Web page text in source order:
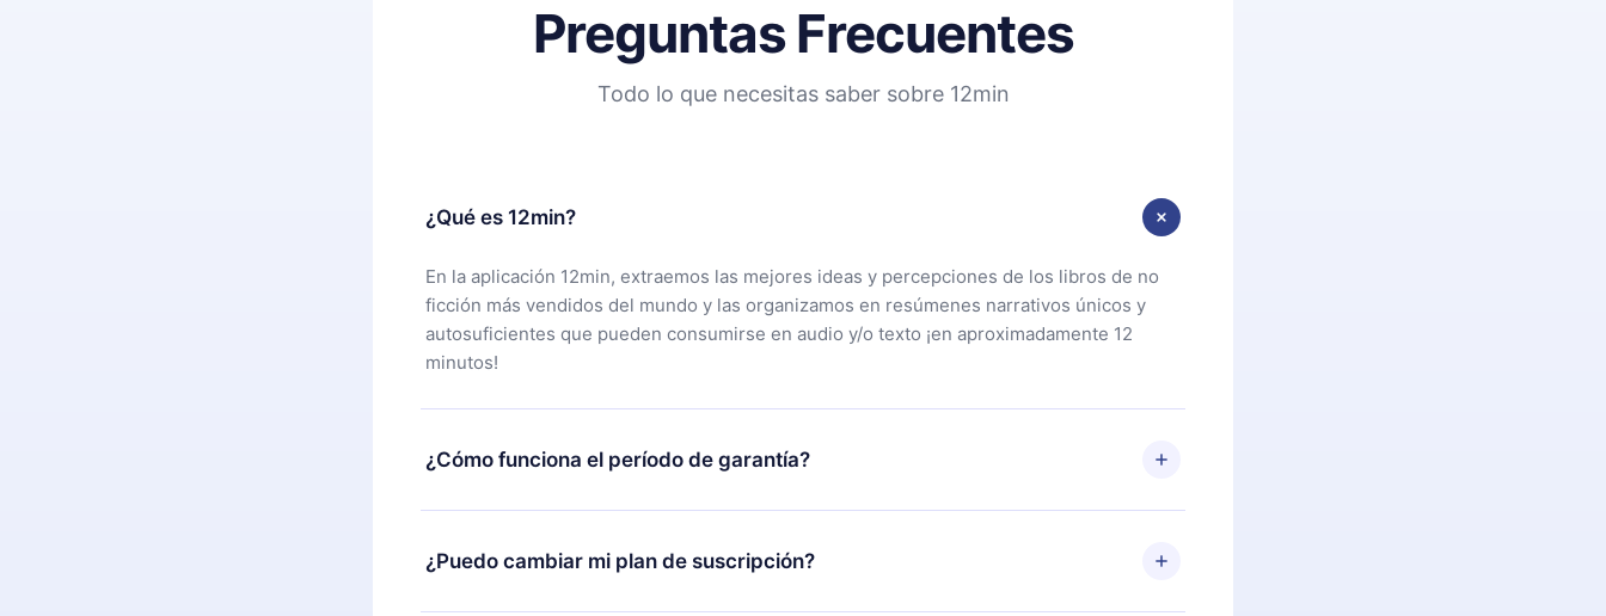
Preguntas Frecuentes
Todo lo que necesitas saber sobre 12min
¿Qué es 12min?
En la aplicación 12min, extraemos las mejores ideas y percepciones de los libros de no
ficción más vendidos del mundo y las organizamos en resúmenes narrativos únicos y
autosuficientes que pueden consumirse en audio y/o texto ¡en aproximadamente 12
minutos!
¿Cómo funciona el período de garantía?
Puedes descargar nuestra aplicación y comenzar a disfrutar de nuestra biblioteca. Si por
alguna razón no estás satisfecho con nuestra plataforma, simplemente contacta a
nuestro equipo de soporte ( contacto@12min.com
¿Puedo cambiar mi plan de suscripción?